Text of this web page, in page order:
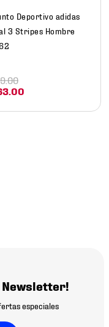
Deportivo adidas
3 Stripes Hombre
.00
.00
Newsletter!
especiales